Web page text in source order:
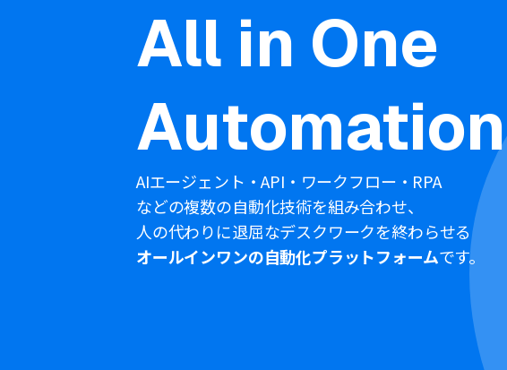
All in One
Automation
AIエージェント・API・ワークフロー・RPA
などの複数の自動化技術を組み合わせ、
人の代わりに退屈なデスクワークを終わらせる
オールインワンの自動化プラットフォームです。